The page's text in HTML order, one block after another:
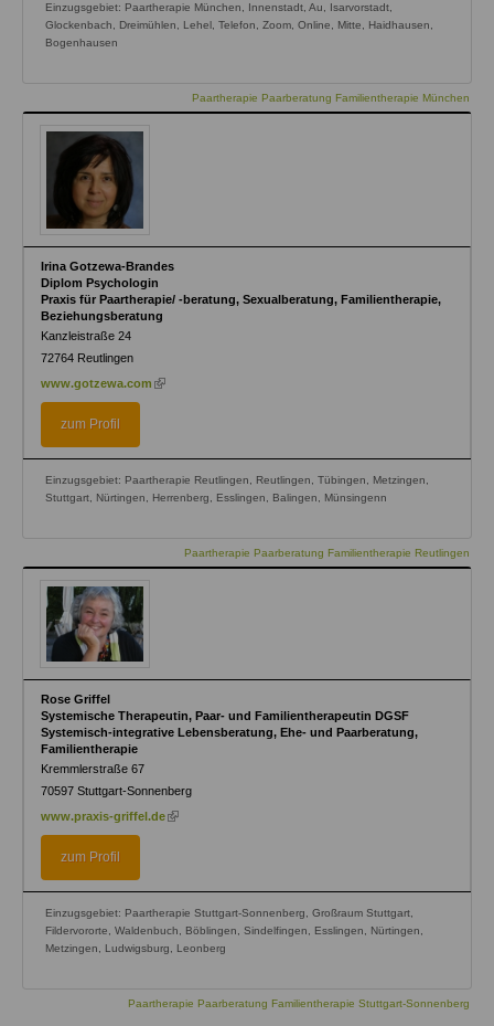
Einzugsgebiet: Paartherapie München, Innenstadt, Au, Isarvorstadt,
Glockenbach, Dreimühlen, Lehel, Telefon, Zoom, Online, Mitte, Haidhausen,
Bogenhausen
Paartherapie Paarberatung Familientherapie München
Irina Gotzewa-Brandes
Diplom Psychologin
Praxis für Paartherapie/ -beratung, Sexualberatung, Familientherapie,
Beziehungsberatung
Kanzleistraße 24
72764 Reutlingen
www.gotzewa.com (link
zum Profil
Einzugsgebiet: Paartherapie Reutlingen, Reutlingen, Tübingen, Metzingen,
Stuttgart, Nürtingen, Herrenberg, Esslingen, Balingen, Münsingenn
Paartherapie Paarberatung Familientherapie Reutlingen
Rose Griffel
Systemische Therapeutin, Paar- und Familientherapeutin DGSF
Systemisch-integrative Lebensberatung, Ehe- und Paarberatung,
Familientherapie
Kremmlerstraße 67
70597 Stuttgart-Sonnenberg
www.praxis-griffel.de (link
zum Profil
Einzugsgebiet: Paartherapie Stuttgart-Sonnenberg, Großraum Stuttgart,
Fildervororte, Waldenbuch, Böblingen, Sindelfingen, Esslingen, Nürtingen,
Metzingen, Ludwigsburg, Leonberg
Paartherapie Paarberatung Familientherapie Stuttgart-Sonnenberg